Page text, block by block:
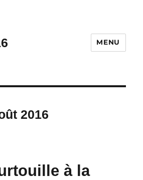
MENU
2016
à la